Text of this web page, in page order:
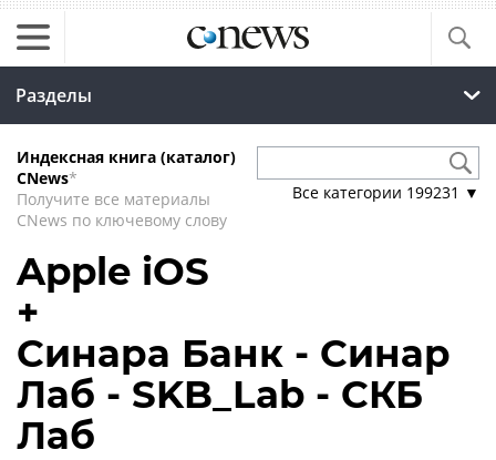
Разделы
Индексная книга (каталог)
CNews*
Получите все материалы
CNews по ключевому слову
Все категории 199231 ▼
Apple iOS
+
Синара Банк - Синар
Лаб - SKB_Lab - СКБ
Лаб